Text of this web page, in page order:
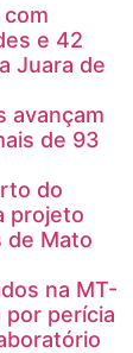
e 42
Juara de
avançam
de 93
do
projeto
de Mato
na MT-
por perícia